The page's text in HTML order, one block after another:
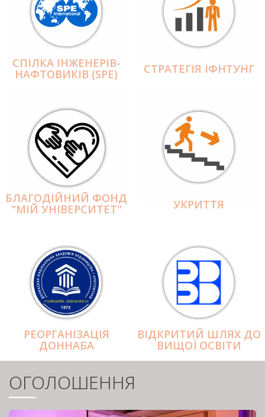
СПІЛКА ІНЖЕНЕРІВ-
НАФТОВИКІВ (SPE) СТРАТЕГІЯ ІФНТУНГ
БЛАГОДІЙНИЙ ФОНД
"МІЙ УНІВЕРСИТЕТ" УКРИТТЯ
РЕОРГАНІЗАЦІЯ
ДОННАБА
ВІДКРИТИЙ ШЛЯХ ДО
ВИЩОЇ ОСВІТИ
ОГОЛОШЕННЯ